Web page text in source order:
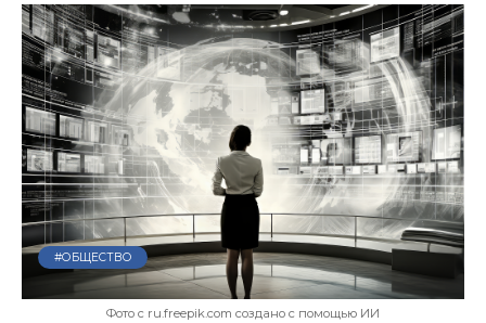
#ОБЩЕСТВО
Фото с ru.freepik.com создано с помощью ИИ